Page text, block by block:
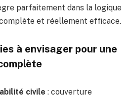
parfaitement dans la logique
complète et réellement efficace.
à envisager pour une
civile : couverture